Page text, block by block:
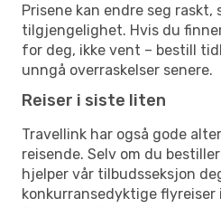
Prisene kan endre seg raskt,
tilgjengelighet. Hvis du
for deg, ikke vent – bestill
unngå overraskelser senere.
Reiser i siste liten
Travellink har også gode
reisende. Selv om du
hjelper vår tilbudsseksjon
konkurransedyktige